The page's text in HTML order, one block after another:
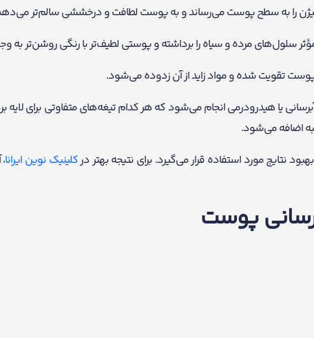
را به سطح پوست می‌رساند و به پوست لطافت و درخششی سالم‌تر
سلول‌های مرده و سیاه را برداشته و پوستی لطیف‌تر با رنگی روشن‌تر به
تقویت شده و مواد زاید از آن زدوده می‌شود.
یا هیدرودرمی انجام می‌شود که هر کدام تیغه‌های متفاوتی برای لایه
اضافه می‌شود.
کلینیک نوین ایرانا
پوست